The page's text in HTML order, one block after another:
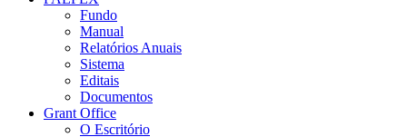
Fundo
Manual
Relatórios Anuais
Sistema
Editais
Documentos
Grant Office
O Escritório